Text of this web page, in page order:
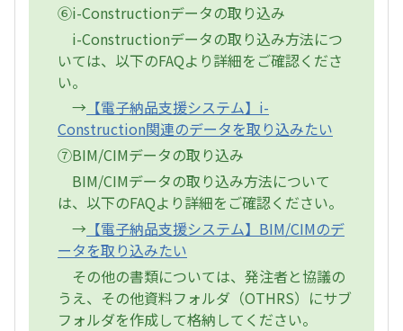
⑥i-Constructionデータの取り込み
i-Constructionデータの取り込み方法につ
いては、以下のFAQより詳細をご確認くださ
い。
→ 【電子納品支援システム】i-
Construction関連のデータを取り込みたい
⑦BIM/CIMデータの取り込み
BIM/CIMデータの取り込み方法について
は、以下のFAQより詳細をご確認ください。
→ 【電子納品支援システム】BIM/CIMのデ
ータを取り込みたい
その他の書類については、発注者と協議の
うえ、その他資料フォルダ（OTHRS）にサブ
フォルダを作成して格納してください。